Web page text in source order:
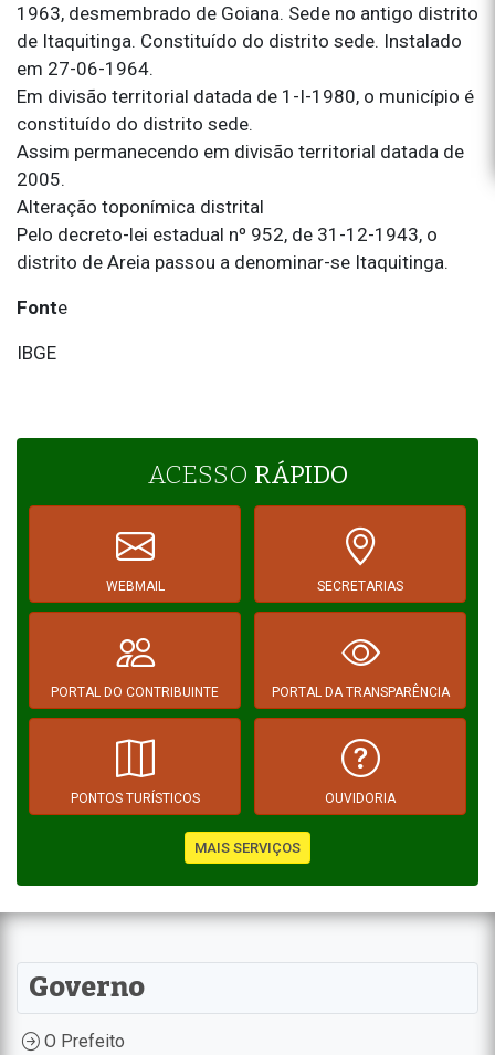
1963, desmembrado de Goiana. Sede no antigo distrito
de Itaquitinga. Constituído do distrito sede. Instalado
em 27-06-1964.
Em divisão territorial datada de 1-I-1980, o município é
constituído do distrito sede.
Assim permanecendo em divisão territorial datada de
2005.
Alteração toponímica distrital
Pelo decreto-lei estadual nº 952, de 31-12-1943, o
distrito de Areia passou a denominar-se Itaquitinga.
Fonte
IBGE
ACESSO RÁPIDO
WEBMAIL SECRETARIAS
PORTAL DO CONTRIBUINTE PORTAL DA TRANSPARÊNCIA
PONTOS TURÍSTICOS OUVIDORIA
MAIS SERVIÇOS
Governo
O Prefeito